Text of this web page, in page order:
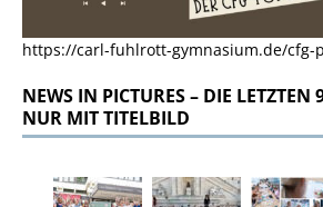
https://carl-fuhlrott-gymnasium.de/cfg-
NEWS IN PICTURES – DIE LETZTEN
NUR MIT TITELBILD